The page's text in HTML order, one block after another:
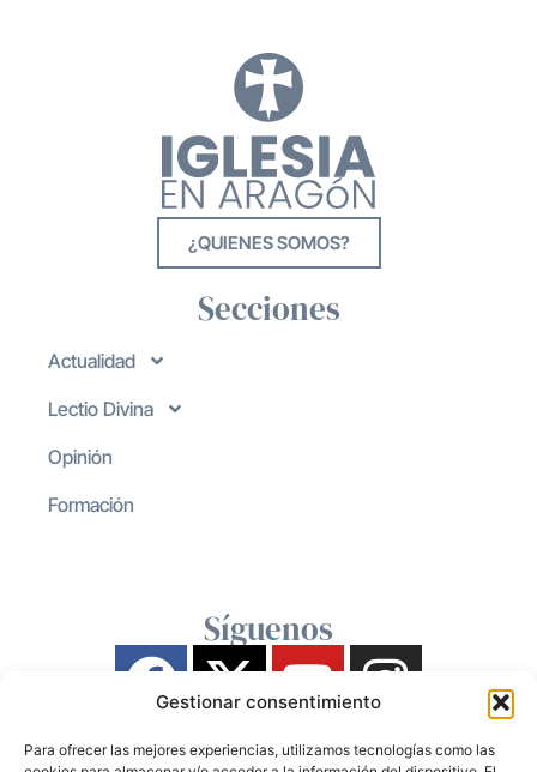
Gestionar consentimiento
Para ofrecer las mejores experiencias, utilizamos tecnologías como las
¿QUIENES SOMOS?
Secciones
Actualidad
Lectio Divina
Opinión
Formación
Síguenos